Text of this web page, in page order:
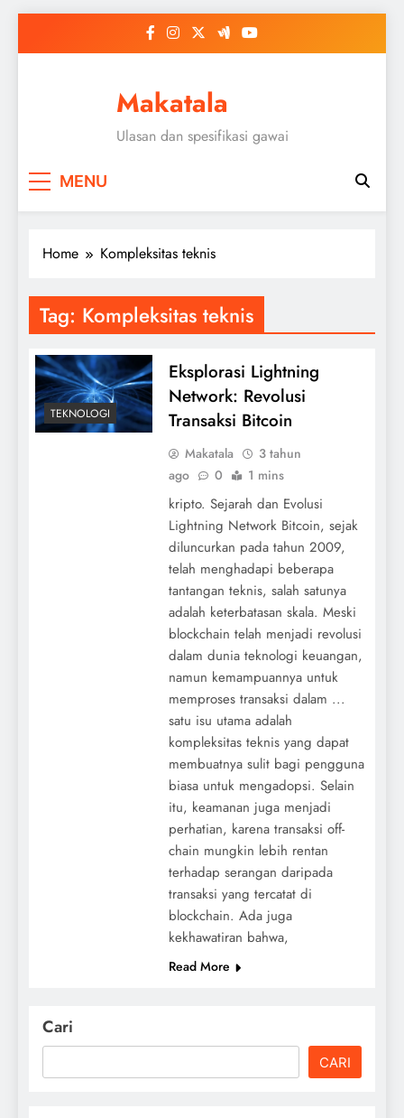
Makatala
Ulasan dan spesifikasi gawai
MENU
Home Kompleksitas teknis
Tag: Kompleksitas teknis
TEKNOLOGI
Eksplorasi Lightning
Network: Revolusi
Transaksi Bitcoin
Makatala
3 tahun
ago
0 1 mins
kripto. Sejarah dan Evolusi
Lightning Network Bitcoin, sejak
diluncurkan pada tahun 2009,
telah menghadapi beberapa
tantangan teknis, salah satunya
adalah keterbatasan skala. Meski
blockchain telah menjadi revolusi
dalam dunia teknologi keuangan,
namun kemampuannya untuk
memproses transaksi dalam ...
satu isu utama adalah
kompleksitas teknis yang dapat
membuatnya sulit bagi pengguna
biasa untuk mengadopsi. Selain
itu, keamanan juga menjadi
perhatian, karena transaksi off-
chain mungkin lebih rentan
terhadap serangan daripada
transaksi yang tercatat di
blockchain. Ada juga
kekhawatiran bahwa,
Read More
Cari
CARI